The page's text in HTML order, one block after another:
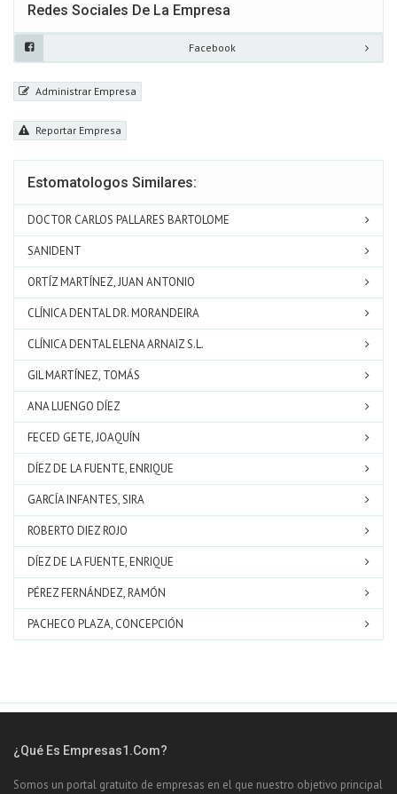
Redes Sociales De La Empresa
Facebook
Administrar Empresa
Reportar Empresa
Estomatologos Similares:
DOCTOR CARLOS PALLARES BARTOLOME
SANIDENT
ORTÍZ MARTÍNEZ, JUAN ANTONIO
CLÍNICA DENTAL DR. MORANDEIRA
CLÍNICA DENTAL ELENA ARNAIZ S.L.
GIL MARTÍNEZ, TOMÁS
ANA LUENGO DÍEZ
FECED GETE, JOAQUÍN
DÍEZ DE LA FUENTE, ENRIQUE
GARCÍA INFANTES, SIRA
ROBERTO DIEZ ROJO
DÍEZ DE LA FUENTE, ENRIQUE
PÉREZ FERNÁNDEZ, RAMÓN
PACHECO PLAZA, CONCEPCIÓN
¿Qué Es Empresas1.com?
Somos un portal gratuito de empresas en el que nuestro objetivo principal